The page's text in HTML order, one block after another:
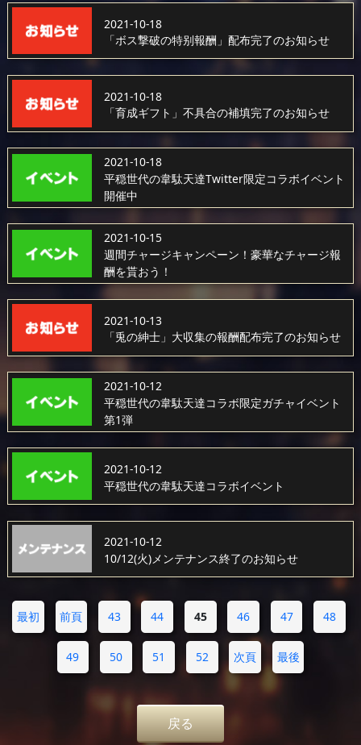
2021-10-18
「ボス撃破の特别報酬」配布完了のお知らせ
2021-10-18
「育成ギフト」不具合の補填完了のお知らせ
2021-10-18
平穏世代の韋駄天達Twitter限定コラボイベント
開催中
2021-10-15
週間チャージキャンペーン！豪華なチャージ報
酬を貰おう！
2021-10-13
「兎の紳士」大収集の報酬配布完了のお知らせ
2021-10-12
平穏世代の韋駄天達コラボ限定ガチャイベント
第1弾
2021-10-12
平穏世代の韋駄天達コラボイベント
2021-10-12
10/12(火)メンテナンス終了のお知らせ
最初 前頁 43 44 45 46 47 48
49 50 51 52 次頁 最後
戻る